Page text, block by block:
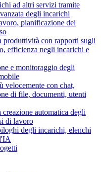
ad altri servizi tramite
degli incarichi
pianificazione dei
produttività con rapporti sugli
efficienza negli incarichi e
e monitoraggio degli
velocemente con chat,
di file, documenti, utenti
automatica degli
di lavoro
degli incarichi, elenchi